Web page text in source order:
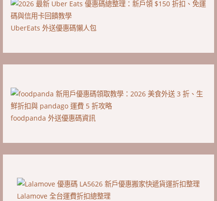
UberEats 外送優惠碼懶人包
foodpanda 外送優惠碼資訊
Lalamove 全台運費折扣總整理